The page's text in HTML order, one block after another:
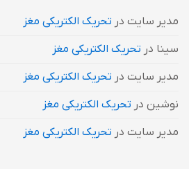
مدیر سایت در تحریک الکتریکی مغز
سینا در تحریک الکتریکی مغز
مدیر سایت در تحریک الکتریکی مغز
نوشین در تحریک الکتریکی مغز
مدیر سایت در تحریک الکتریکی مغز